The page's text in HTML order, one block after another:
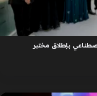
بإطلاق مختبر